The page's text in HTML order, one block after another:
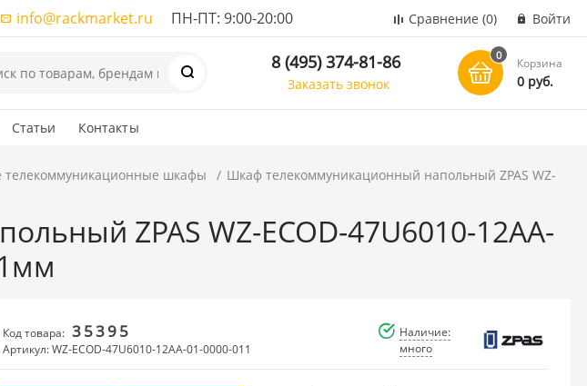
info@rackmarket.ru ПН-ПТ: 9:00-20:00 Сравнение (0) Войти
8 (495) 374-81-86
Заказать звонок
0
Корзина
0 руб.
Статьи Контакты
телекоммуникационные шкафы
Шкаф телекоммуникационный напольный ZPAS WZ-
ZPAS WZ-ECOD-47U6010-12AA-
Код товара: 35395
Артикул: WZ-ECOD-47U6010-12AA-01-0000-011
Наличие:
много